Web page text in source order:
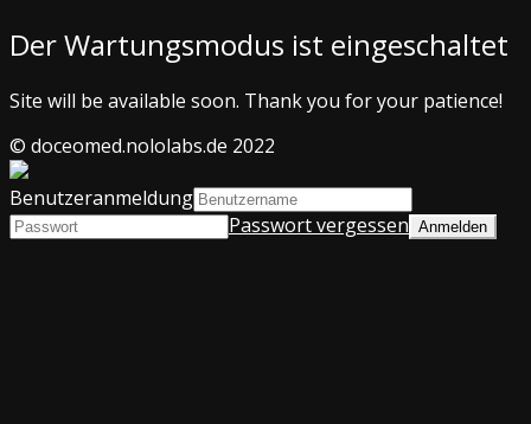
Der Wartungsmodus ist eingeschaltet
Site will be available soon. Thank you for your patience!
© doceomed.nololabs.de 2022
Benutzeranmeldung
Passwort vergessen